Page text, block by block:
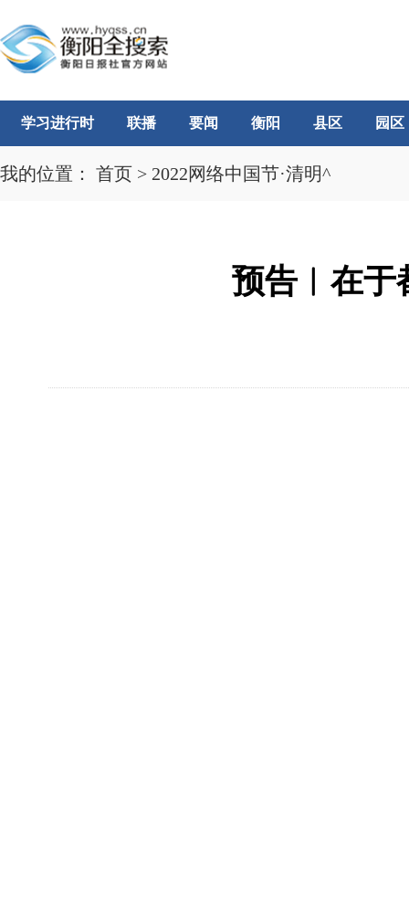
学习进行时 联播 要闻 衡阳 县区 园区
我的位置： 首页 > 2022网络中国节·清明^
预告︱在于